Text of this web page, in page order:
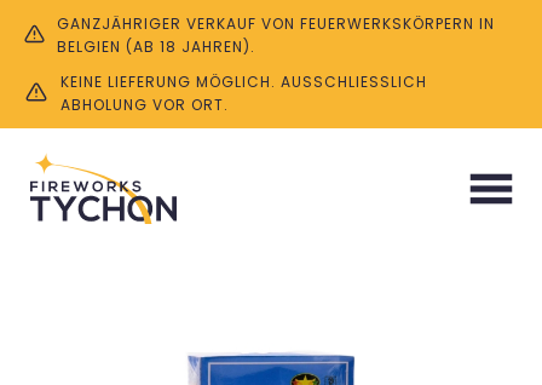
GANZJÄHRIGER VERKAUF VON FEUERWERKSKÖRPERN IN
BELGIEN (AB 18 JAHREN).
KEINE LIEFERUNG MÖGLICH. AUSSCHLIESSLICH A
BHOLUNG VOR ORT.
Start/Böller & Knaller